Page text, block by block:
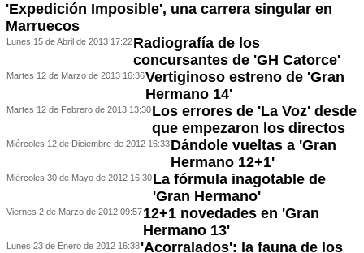
'Expedición Imposible', una carrera singular en
Marruecos
Lunes 15 de Abril de 2013 17:22Radiografía de los
concursantes de 'GH Catorce'
Martes 12 de Marzo de 2013 16:36Vertiginoso estreno de 'Gran
Hermano 14'
Martes 12 de Febrero de 2013 13:30Los errores de 'La Voz' desde
que empezaron los directos
Miércoles 12 de Diciembre de 2012 16:33Dándole vueltas a 'Gran
Hermano 12+1'
Miércoles 30 de Mayo de 2012 16:30La fórmula inagotable de
'Gran Hermano'
Viernes 2 de Marzo de 2012 09:5712+1 novedades en 'Gran
Hermano 13'
Lunes 23 de Enero de 2012 16:38'Acorralados': la fauna de los